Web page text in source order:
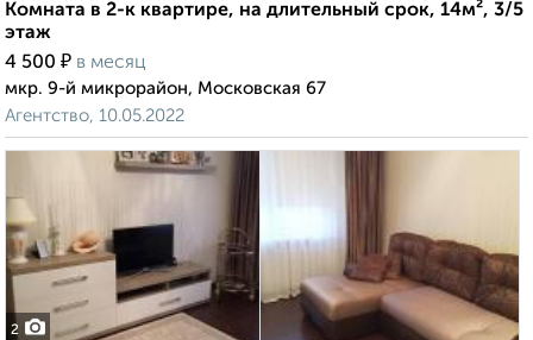
Комната в 2-к квартире, на длительный срок, 14м², 3/5
этаж
4 500 ₽ в месяц
мкр. 9-й микрорайон, Московская 67
Агентство, 10.05.2022
2